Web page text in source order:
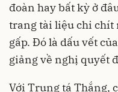
đoàn hay bất kỳ ở
trang tài liệu chi chít
gấp. Đó là dấu vết
giảng về nghị quyết
Với Trung tá Thắng,